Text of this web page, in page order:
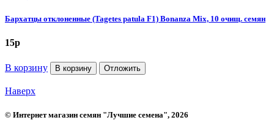
Бархатцы отклоненные (Tagetes patula F1) Bonanza Mix, 10 очищ. семян
15p
В корзину В корзину Отложить
Наверх
© Интернет магазин семян "Лучшие семена", 2026